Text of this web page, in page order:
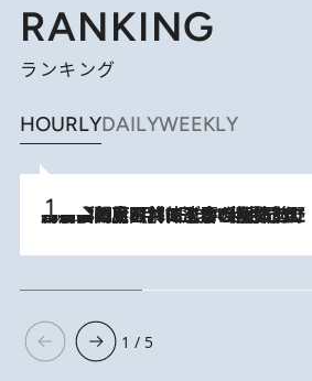
RANKING
ランキング
HOURLYDAILYWEEKLY
2026.8.8
「最後に見られてよかった」上野動物園の東園パンダ舎が解体前に特別公開。8月16日まで延長されたパネル展と共に辿る“半世紀”のパンダ飼育《解体工事の図面あり》
1 / 5